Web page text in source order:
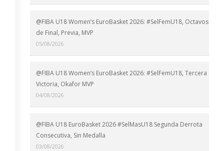
@FIBA U18 Women’s EuroBasket 2026: #SelFemU18, Octavos
de Final, Previa, MVP
05/08/2026
@FIBA U18 Women’s EuroBasket 2026: #SelFemU18, Tercera
Victoria, Okafor MVP
04/08/2026
@FIBA U18 EuroBasket 2026 #SelMasU18 Segunda Derrota
Consecutiva, Sin Medalla
03/08/2026